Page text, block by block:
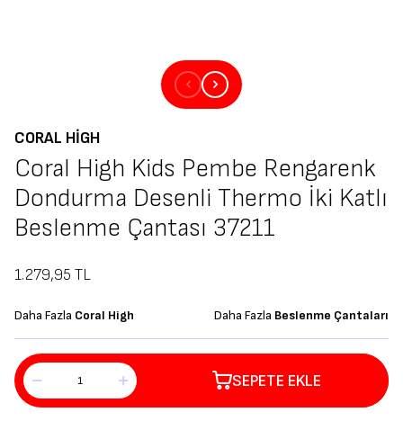
CORAL HIGH
Coral High Kids Pembe Rengarenk
Dondurma Desenli Thermo İki Katlı
Beslenme Çantası 37211
1.279,95 TL
Daha Fazla Coral High Daha Fazla Beslenme Çantaları
SEPETE EKLE